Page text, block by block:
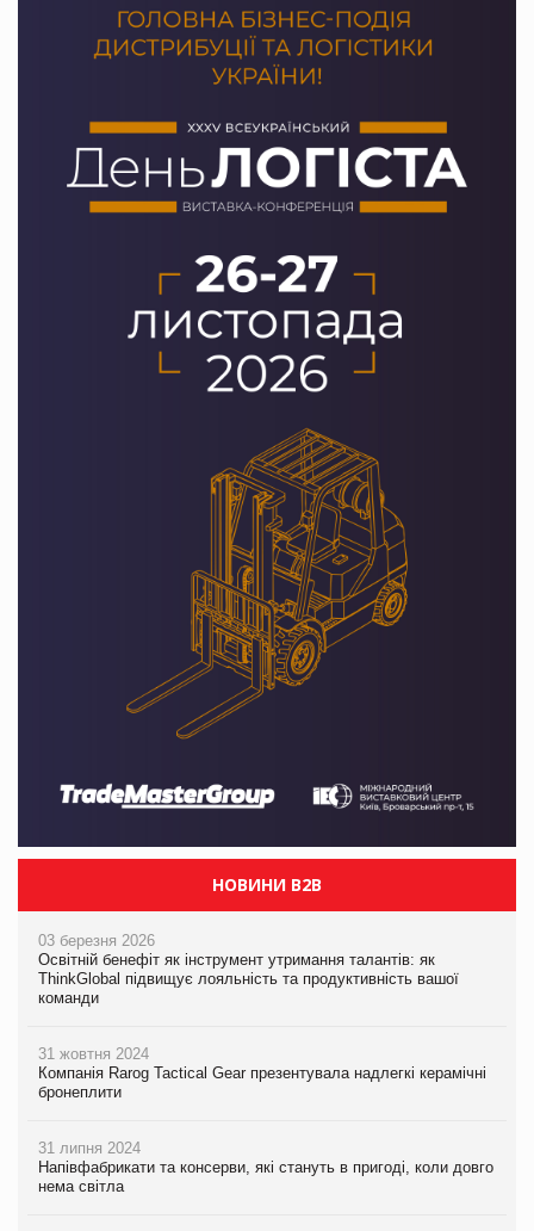
НОВИНИ B2B
03 березня 2026
Освітній бенефіт як інструмент утримання талантів: як
ThinkGlobal підвищує лояльність та продуктивність вашої
команди
31 жовтня 2024
Компанія Rarog Tactical Gear презентувала надлегкі керамічні
бронеплити
31 липня 2024
Напівфабрикати та консерви, які стануть в пригоді, коли довго
нема світла